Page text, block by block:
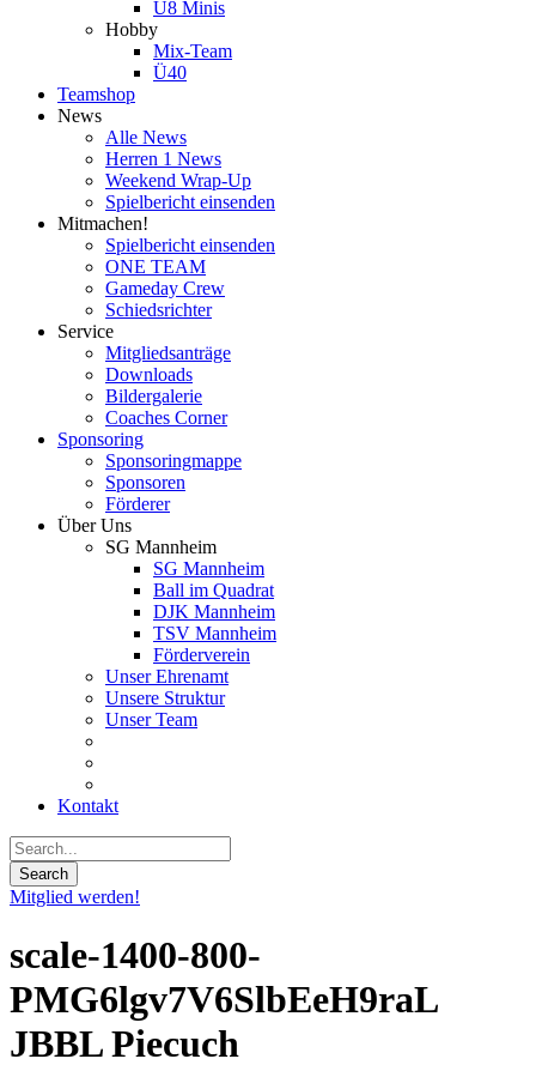
U8 Minis
Hobby
Mix-Team
Ü40
Teamshop
News
Alle News
Herren 1 News
Weekend Wrap-Up
Spielbericht einsenden
Mitmachen!
Spielbericht einsenden
ONE TEAM
Gameday Crew
Schiedsrichter
Service
Mitgliedsanträge
Downloads
Bildergalerie
Coaches Corner
Sponsoring
Sponsoringmappe
Sponsoren
Förderer
Über Uns
SG Mannheim
SG Mannheim
Ball im Quadrat
DJK Mannheim
TSV Mannheim
Förderverein
Unser Ehrenamt
Unsere Struktur
Unser Team
Kontakt
Mitglied werden!
scale-1400-800-
PMG6lgv7V6SlbEeH9raL
JBBL Piecuch